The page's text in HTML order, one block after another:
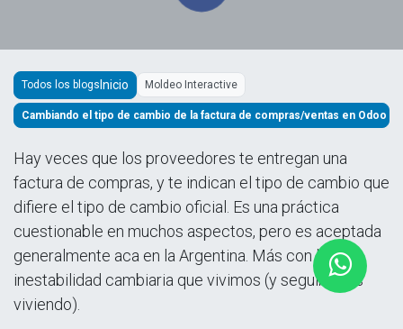
Todos los blogs Moldeo Interactive
Cambiando el tipo de cambio de la factura de compras/ventas en Odoo
Hay veces que los proveedores te entregan una
factura de compras, y te indican el tipo de cambio que
difiere el tipo de cambio oficial. Es una práctica
cuestionable en muchos aspectos, pero es aceptada
generalmente aca en la Argentina. Más con la
inestabilidad cambiaria que vivimos (y seguiremos
viviendo).